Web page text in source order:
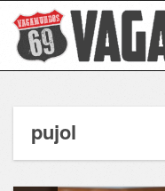
pujol